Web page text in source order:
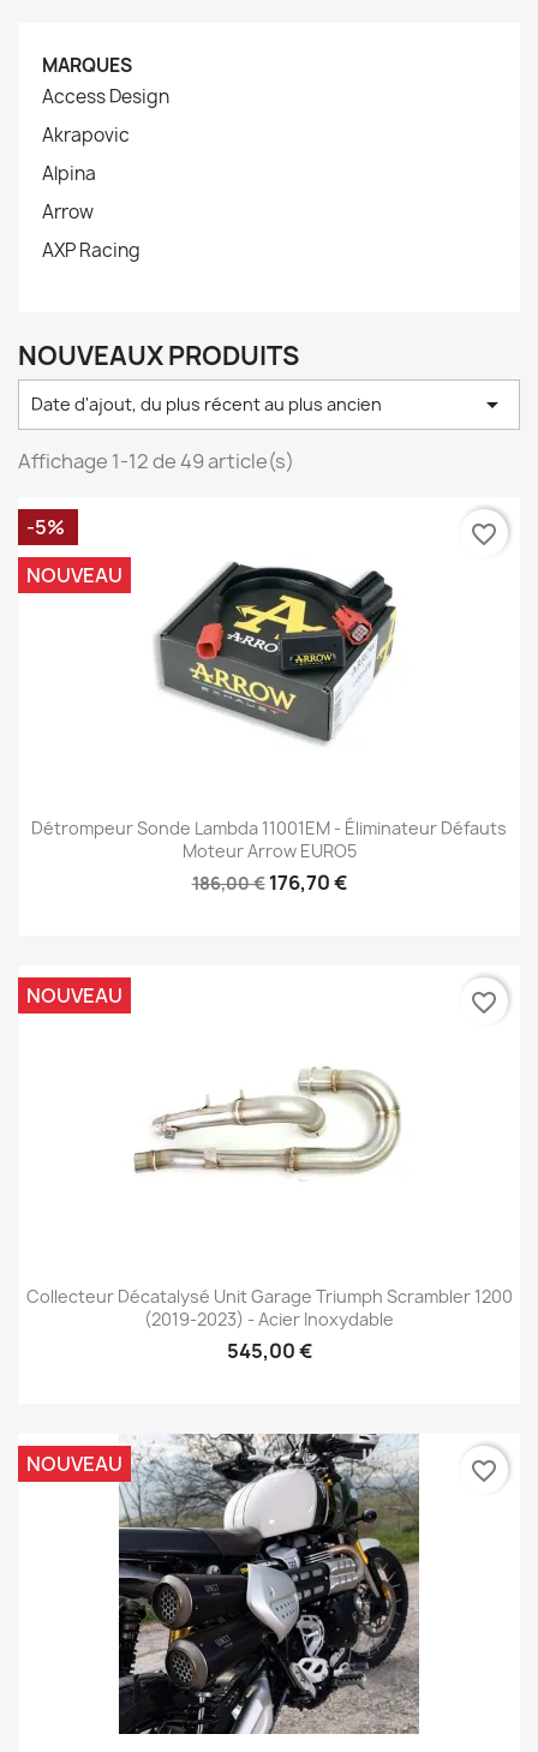
MARQUES
Access Design
Akrapovic
Alpina
Arrow
AXP Racing
NOUVEAUX PRODUITS
Date d'ajout, du plus récent au plus ancien 
Affichage 1-12 de 49 article(s)
Détrompeur Sonde Lambda 11001EM - Éliminateur Défauts
Moteur Arrow EURO5
186,00 € 176,70 €
-5%
NOUVEAU
favorite_border
Collecteur Décatalysé Unit Garage Triumph Scrambler 1200
(2019-2023) - Acier Inoxydable
545,00 €
NOUVEAU favorite_border
NOUVEAU favorite_border